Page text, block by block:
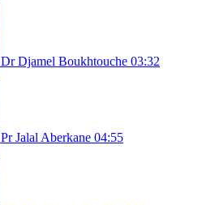
Dr Djamel Boukhtouche 03:32
Pr Jalal Aberkane 04:55